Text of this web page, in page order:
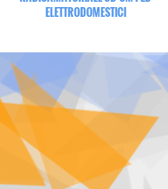
ELETTRODOMESTICI